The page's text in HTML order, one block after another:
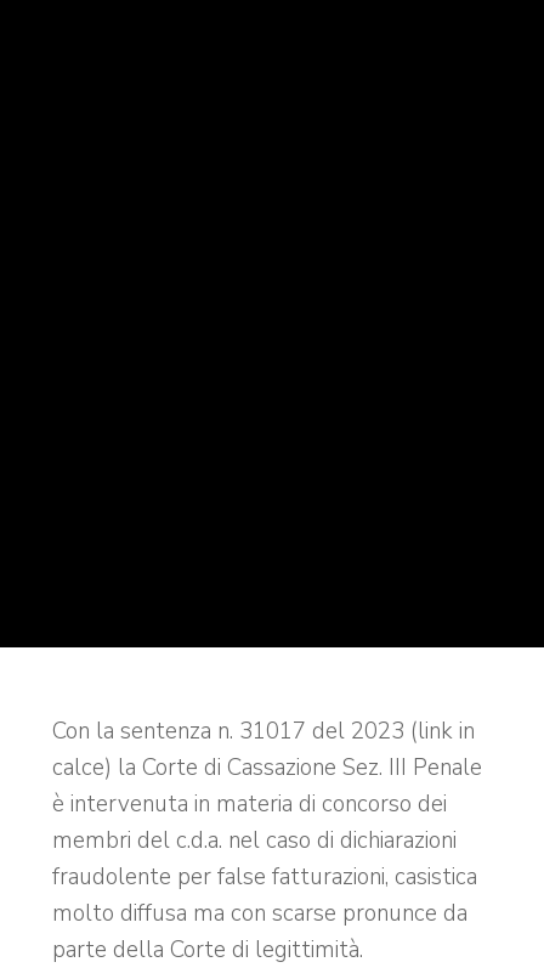
Con la sentenza n. 31017 del 2023 (link in
calce) la Corte di Cassazione Sez. III Penale
è intervenuta in materia di concorso dei
membri del c.d.a. nel caso di dichiarazioni
fraudolente per false fatturazioni, casistica
molto diffusa ma con scarse pronunce da
parte della Corte di legittimità.